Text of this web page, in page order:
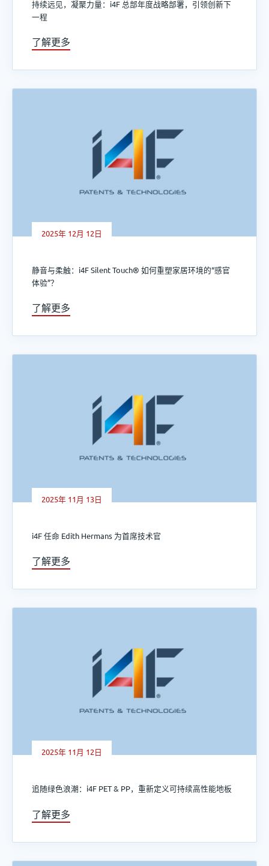
持续远见，凝聚力量：i4F 总部年度战略部署，引领创新下
一程
了解更多
2025年 12月 12日
静音与柔触：i4F Silent Touch® 如何重塑家居环境的“感官
体验”？
了解更多
2025年 11月 13日
i4F 任命 Edith Hermans 为首席技术官
了解更多
2025年 11月 12日
追随绿色浪潮：i4F PET & PP，重新定义可持续高性能地板
了解更多